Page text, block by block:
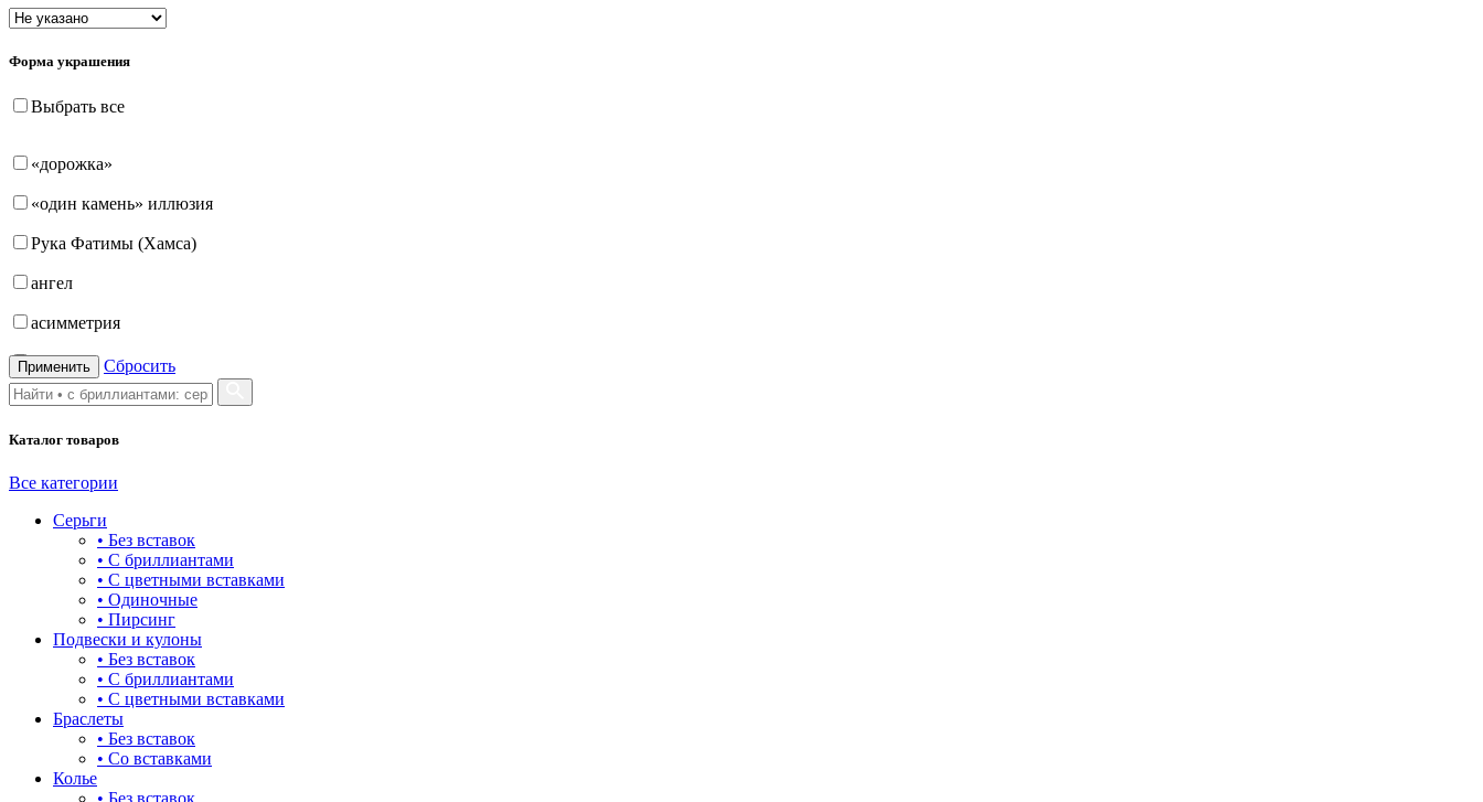
Форма украшения
Выбрать все
«дорожка»
«один камень» иллюзия
Рука Фатимы (Хамса)
ангел
асимметрия
бабочка
бантик
башня
бесконечность
буквы
булавка
гвоздь
деревья
длинные
для мам
Применить Сбросить
Каталог товаров
Все категории
Серьги
• Без вставок
• С бриллиантами
• С цветными вставками
• Одиночные
• Пирсинг
Подвески и кулоны
• Без вставок
• С бриллиантами
• С цветными вставками
Браслеты
• Без вставок
• Со вставками
Колье
• Без вставок